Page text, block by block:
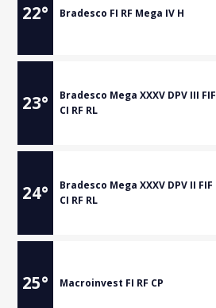
22° Bradesco FI RF Mega IV H
23°
Bradesco Mega XXXV DPV III FIF
CI RF RL
24°
Bradesco Mega XXXV DPV II FIF
CI RF RL
25° Macroinvest FI RF CP